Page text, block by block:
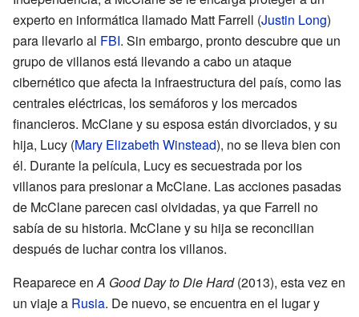
experto en informática llamado Matt Farrell (Justin Long)
para llevarlo al FBI. Sin embargo, pronto descubre que un
grupo de villanos está llevando a cabo un ataque
cibernético que afecta la infraestructura del país, como las
centrales eléctricas, los semáforos y los mercados
financieros. McClane y su esposa están divorciados, y su
hija, Lucy (Mary Elizabeth Winstead), no se lleva bien con
él. Durante la película, Lucy es secuestrada por los
villanos para presionar a McClane. Las acciones pasadas
de McClane parecen casi olvidadas, ya que Farrell no
sabía de su historia. McClane y su hija se reconcilian
después de luchar contra los villanos.
Reaparece enA Good Day to Die Hard(2013), esta vez en
un viaje a Rusia. De nuevo, se encuentra en el lugar y